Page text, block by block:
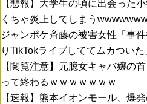
【悲報】大学生の頃に出会った
くちゃ炎上してしまう
ジャンポケ斉藤の被害女性「事
りTikTokライブしててムカついた
【閲覧注意】元臆女キャバ嬢の
って終わるｗｗｗｗｗｗｗ
【速報】熊本イオンモール、爆